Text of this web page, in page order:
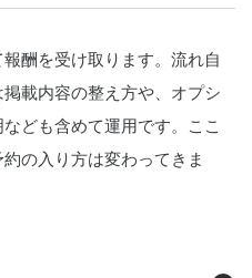
酬を受け取ります。流れ自
載内容の整え方や、オプシ
ども含めて運用です。ここ
の入り方は変わってきま